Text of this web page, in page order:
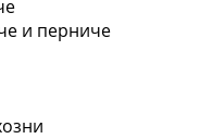
и перниче